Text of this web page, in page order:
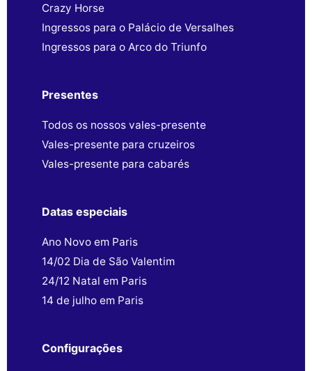
Crazy Horse
Ingressos para o Palácio de Versalhes
Ingressos para o Arco do Triunfo
Presentes
Todos os nossos vales-presente
Vales-presente para cruzeiros
Vales-presente para cabarés
Datas especiais
Ano Novo em Paris
14/02 Dia de São Valentim
24/12 Natal em Paris
14 de julho em Paris
Configurações